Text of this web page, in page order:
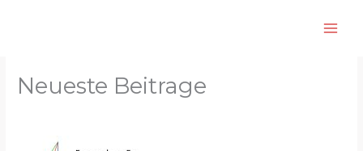
Neueste Beitrage
h
e